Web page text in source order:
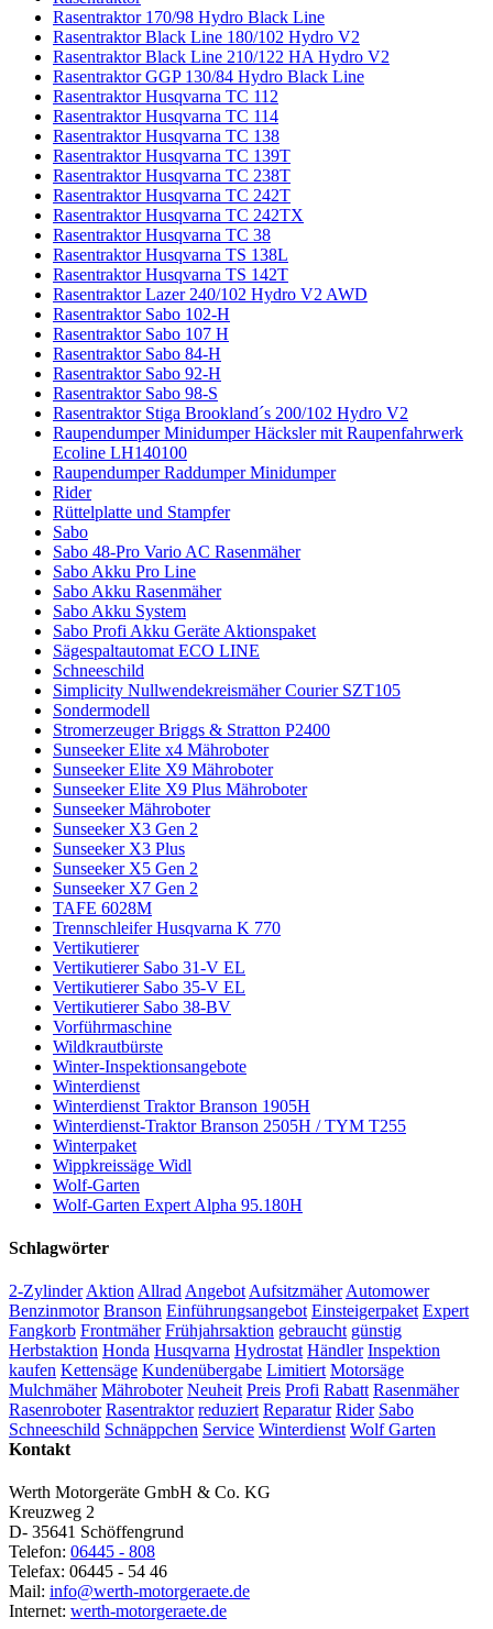
Rasentraktor 170/98 Hydro Black Line
Rasentraktor Black Line 180/102 Hydro V2
Rasentraktor Black Line 210/122 HA Hydro V2
Rasentraktor GGP 130/84 Hydro Black Line
Rasentraktor Husqvarna TC 112
Rasentraktor Husqvarna TC 114
Rasentraktor Husqvarna TC 138
Rasentraktor Husqvarna TC 139T
Rasentraktor Husqvarna TC 238T
Rasentraktor Husqvarna TC 242T
Rasentraktor Husqvarna TC 242TX
Rasentraktor Husqvarna TC 38
Rasentraktor Husqvarna TS 138L
Rasentraktor Husqvarna TS 142T
Rasentraktor Lazer 240/102 Hydro V2 AWD
Rasentraktor Sabo 102-H
Rasentraktor Sabo 107 H
Rasentraktor Sabo 84-H
Rasentraktor Sabo 92-H
Rasentraktor Sabo 98-S
Rasentraktor Stiga Brookland´s 200/102 Hydro V2
Raupendumper Minidumper Häcksler mit Raupenfahrwerk
Ecoline LH140100
Raupendumper Raddumper Minidumper
Rider
Rüttelplatte und Stampfer
Sabo
Sabo 48-Pro Vario AC Rasenmäher
Sabo Akku Pro Line
Sabo Akku Rasenmäher
Sabo Akku System
Sabo Profi Akku Geräte Aktionspaket
Sägespaltautomat ECO LINE
Schneeschild
Simplicity Nullwendekreismäher Courier SZT105
Sondermodell
Stromerzeuger Briggs & Stratton P2400
Sunseeker Elite x4 Mähroboter
Sunseeker Elite X9 Mähroboter
Sunseeker Elite X9 Plus Mähroboter
Sunseeker Mähroboter
Sunseeker X3 Gen 2
Sunseeker X3 Plus
Sunseeker X5 Gen 2
Sunseeker X7 Gen 2
TAFE 6028M
Trennschleifer Husqvarna K 770
Vertikutierer
Vertikutierer Sabo 31-V EL
Vertikutierer Sabo 35-V EL
Vertikutierer Sabo 38-BV
Vorführmaschine
Wildkrautbürste
Winter-Inspektionsangebote
Winterdienst
Winterdienst Traktor Branson 1905H
Winterdienst-Traktor Branson 2505H / TYM T255
Winterpaket
Wippkreissäge Widl
Wolf-Garten
Wolf-Garten Expert Alpha 95.180H
Schlagwörter
2-Zylinder Aktion Allrad Angebot Aufsitzmäher Automower
Benzinmotor Branson Einführungsangebot Einsteigerpaket Expert
Fangkorb Frontmäher Frühjahrsaktion gebraucht günstig
Herbstaktion Honda Husqvarna Hydrostat Händler Inspektion
kaufen Kettensäge Kundenübergabe Limitiert Motorsäge
Mulchmäher Mähroboter Neuheit Preis Profi Rabatt Rasenmäher
Rasenroboter Rasentraktor reduziert Reparatur Rider Sabo
Schneeschild Schnäppchen Service Winterdienst Wolf Garten
Kontakt
Werth Motorgeräte GmbH & Co. KG
Kreuzweg 2
D- 35641 Schöffengrund
Telefon: 06445 - 808
Telefax: 06445 - 54 46
Mail: info@werth-motorgeraete.de
Internet: werth-motorgeraete.de